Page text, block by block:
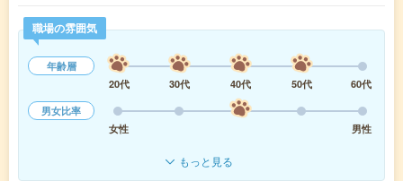
職場の雰囲気
年齢層
20代
30代 40代 50代
60代
男女比率
女性
男性
もっと見る